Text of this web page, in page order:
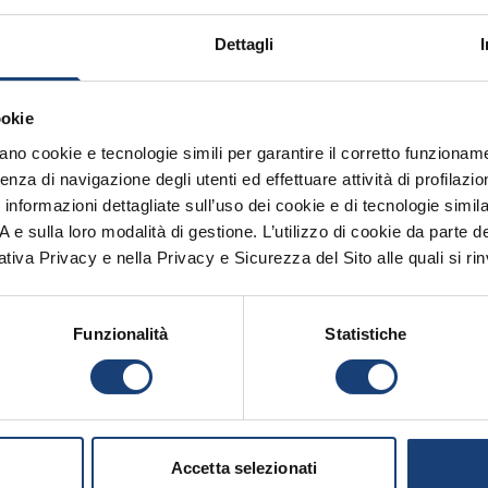
Dettagli
cookie e tecnologie simili per garantire il corretto
di navigazione degli utenti ed effettuare attività di
dettagliate sull’uso dei cookie e di tecnologie
e sulla loro modalità di gestione. L’utilizzo di cookie da parte
Privacy e nella Privacy e Sicurezza del Sito alle quali si
Funzionalità Statistiche
Accetta selezionati
sono
e la Società sulle possibilità di esito
stabilito dalle Condizioni Generali di assicurazione.
delle controversie
6/11/2024, n. 215) può essere attivato,
controversie derivanti dal contratto di
e ai servizi assicurativi, oppure la violazione
ricorso solo dopo aver inviato un reclamo alla
Il ricorso all’Arbitro Assicurativo è condizione
la sezione privacy. Ti invitiamo aleggere
nuova normativa